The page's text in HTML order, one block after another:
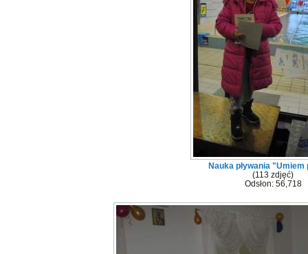
Nauka pływania "Umiem
(113 zdjęć)
Odsłon: 56,718